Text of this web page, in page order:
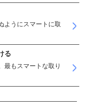
ようにスマートに取
る
最もスマートな取り